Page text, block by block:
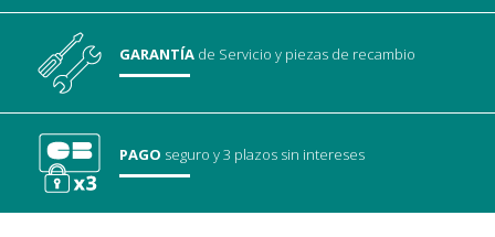
GARANTÍA de Servicioy piezas de recambio
PAGO seguroy 3 plazos sin intereses